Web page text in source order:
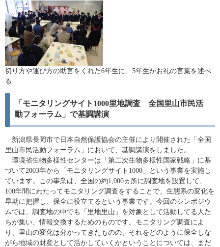
切り方や運び方の助言をくれた6年生に、5年生がお礼の言葉を述べ
る
「モニタリングサイト1000里地調査 全国里山市民活
動フォーラム」で基調講演
新潟県長岡市で日本自然保護協会の主催により開催された「全国
里山市民活動フォーラム」において、基調講演をしました。
環境省生物多様性センターは「第二次生物多様性国家戦略」に基
づいて2003年から「モニタリングサイト1000」という事業を実施し
ています。この事業は、全国の約1,000ヵ所に調査地を設置して、
100年間にわたってモニタリング調査をすることで、生態系の変化を
早期に把握し、保全に役立てるという事業です。今回のシンポジウ
ムでは、調査地の中でも「里地里山」を対象として活動してる人た
ちが集い、情報交換するためのものです。モニタリング調査によ
り、里山の変化は分かってきたものの、それをどのように保全しな
がら地域の財産として活かしていくかということについては、まだ